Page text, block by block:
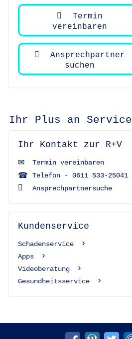
Termin
vereinbaren
Ansprechpartner
suchen
Ihr Plus an Service
Ihr Kontakt zur R+V
Termin vereinbaren
Telefon - 0611 533-25041
Ansprechpartnersuche
Kundenservice
Schadenservice
Apps
Videoberatung
Gesundheitsservice